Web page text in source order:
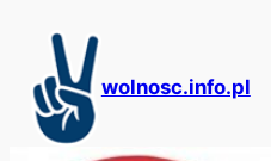
treści
wolnosc.info.pl